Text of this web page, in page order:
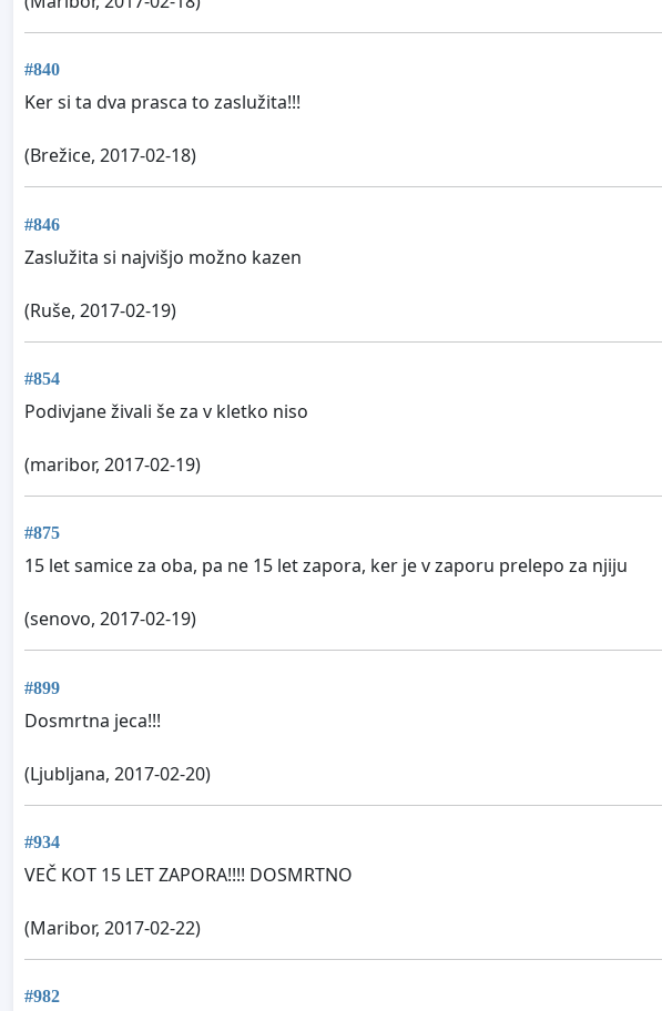
#840
Ker si ta dva prasca to zaslužita!!!
(Brežice, 2017-02-18)
#846
Zaslužita si najvišjo možno kazen
(Ruše, 2017-02-19)
#854
Podivjane živali še za v kletko niso
(maribor, 2017-02-19)
#875
15 let samice za oba, pa ne 15 let zapora, ker je v zaporu prelepo za njiju
(senovo, 2017-02-19)
#899
Dosmrtna jeca!!!
(Ljubljana, 2017-02-20)
#934
VEČ KOT 15 LET ZAPORA!!!! DOSMRTNO
(Maribor, 2017-02-22)
#982